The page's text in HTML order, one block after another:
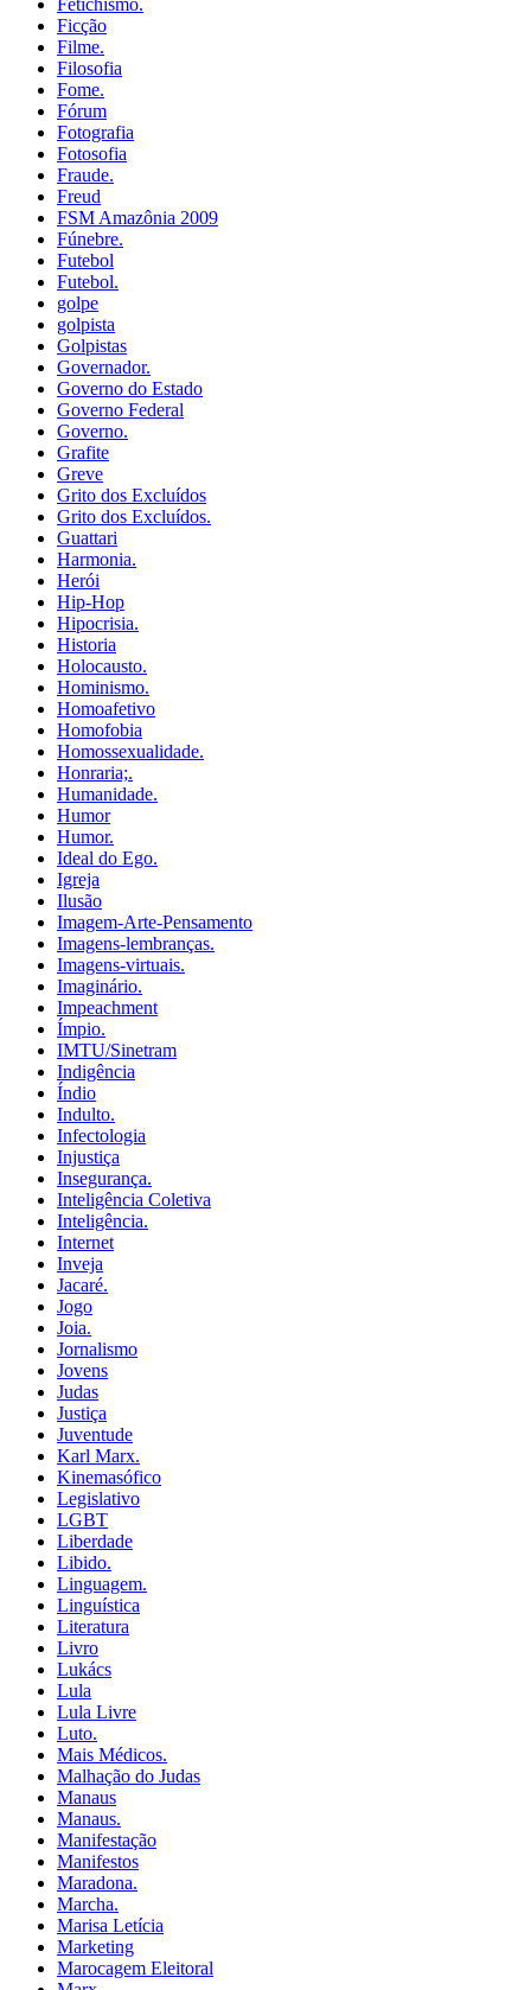
Fetichismo.
Ficção
Filme.
Filosofia
Fome.
Fórum
Fotografia
Fotosofia
Fraude.
Freud
FSM Amazônia 2009
Fúnebre.
Futebol
Futebol.
golpe
golpista
Golpistas
Governador.
Governo do Estado
Governo Federal
Governo.
Grafite
Greve
Grito dos Excluídos
Grito dos Excluídos.
Guattari
Harmonia.
Herói
Hip-Hop
Hipocrisia.
Historia
Holocausto.
Hominismo.
Homoafetivo
Homofobia
Homossexualidade.
Honraria;.
Humanidade.
Humor
Humor.
Ideal do Ego.
Igreja
Ilusão
Imagem-Arte-Pensamento
Imagens-lembranças.
Imagens-virtuais.
Imaginário.
Impeachment
Ímpio.
IMTU/Sinetram
Indigência
Índio
Indulto.
Infectologia
Injustiça
Insegurança.
Inteligência Coletiva
Inteligência.
Internet
Inveja
Jacaré.
Jogo
Joia.
Jornalismo
Jovens
Judas
Justiça
Juventude
Karl Marx.
Kinemasófico
Legislativo
LGBT
Liberdade
Libido.
Linguagem.
Linguística
Literatura
Livro
Lukács
Lula
Lula Livre
Luto.
Mais Médicos.
Malhação do Judas
Manaus
Manaus.
Manifestação
Manifestos
Maradona.
Marcha.
Marisa Letícia
Marketing
Marocagem Eleitoral